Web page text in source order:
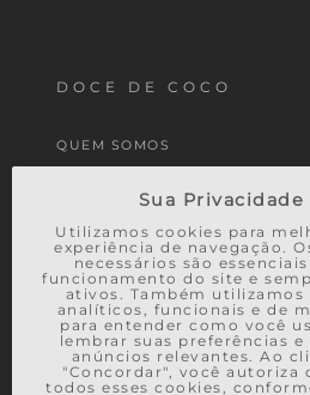
Sua Privacidade
Utilizamos cookies para
experiência de navegação.
necessários são
funcionamento do site e
ativos. Também utilizamos
analíticos, funcionais e de
para entender como você
lembrar suas preferências e
anúncios relevantes. Ao
"Concordar", você autoriza
todos esses cookies,
DOCE DE COCO
QUEM SOMOS
MEUS PEDIDOS